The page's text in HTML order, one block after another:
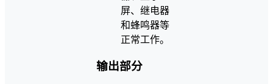
屏、继电器
和蜂鸣器等
正常工作。
输出部分